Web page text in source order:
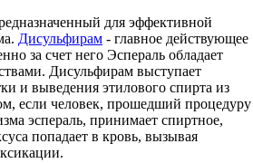
для эффективной
Дисульфирам - главное действующее
за счет него Эспераль обладает
Дисульфирам выступает
и выведения этилового спирта из
если человек, прошедший процедуру
эспераль, принимает спиртное,
попадает в кровь, вызывая